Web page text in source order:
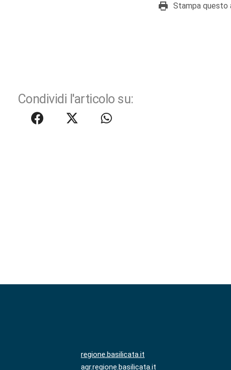
Stampa questo
Condividi l'articolo su:
regione.basilicata.it
agr.regione.basilicata.it